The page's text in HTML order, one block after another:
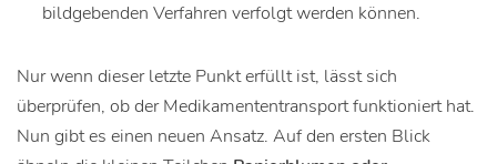
bildgebenden Verfahren verfolgt werden können.
Nur wenn dieser letzte Punkt erfüllt ist, lässt sich
überprüfen, ob der Medikamententransport funktioniert hat.
Nun gibt es einen neuen Ansatz. Auf den ersten Blick